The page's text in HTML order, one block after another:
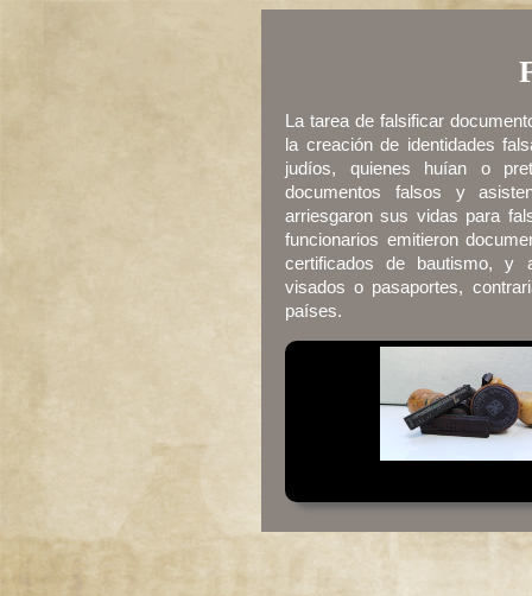
La tarea de falsificar
la creación de identidades
judíos, quienes huían o
documentos falsos y
arriesgaron sus vidas para
funcionarios emitieron
certificados de bautismo, y
visados o pasaportes,
países.